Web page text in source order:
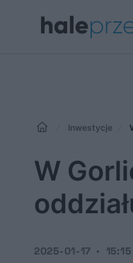
Inwestycje
W
2025-01-17 15:15